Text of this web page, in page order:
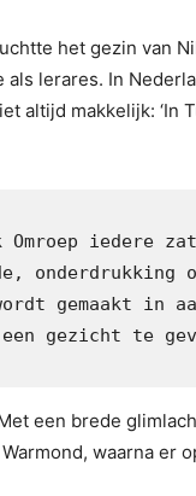
het gezin van
lerares. In
altijd makkelijk: ‘In
iedere
onderdrukking
gemaakt in
gezicht te
een brede
waarna er